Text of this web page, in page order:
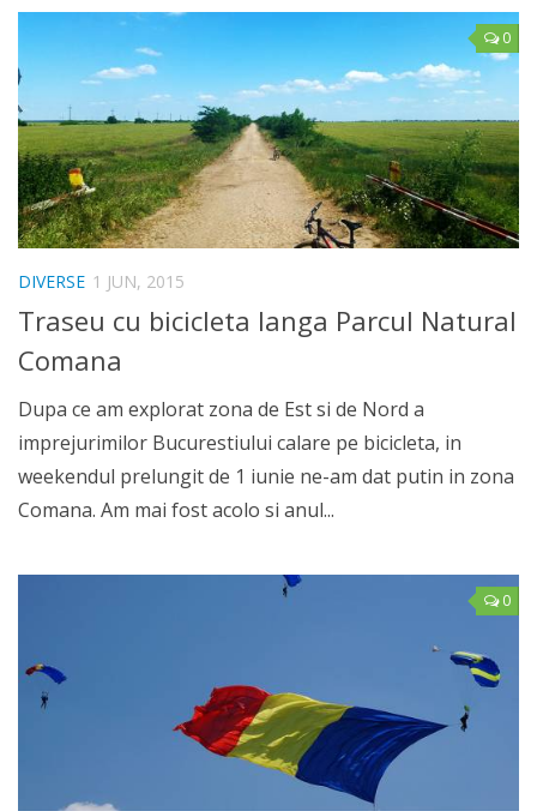
0
DIVERSE 1 JUN, 2015
Traseu cu bicicleta langa Parcul Natural
Comana
Dupa ce am explorat zona de Est si de Nord a
imprejurimilor Bucurestiului calare pe bicicleta, in
weekendul prelungit de 1 iunie ne-am dat putin in zona
Comana. Am mai fost acolo si anul...
0